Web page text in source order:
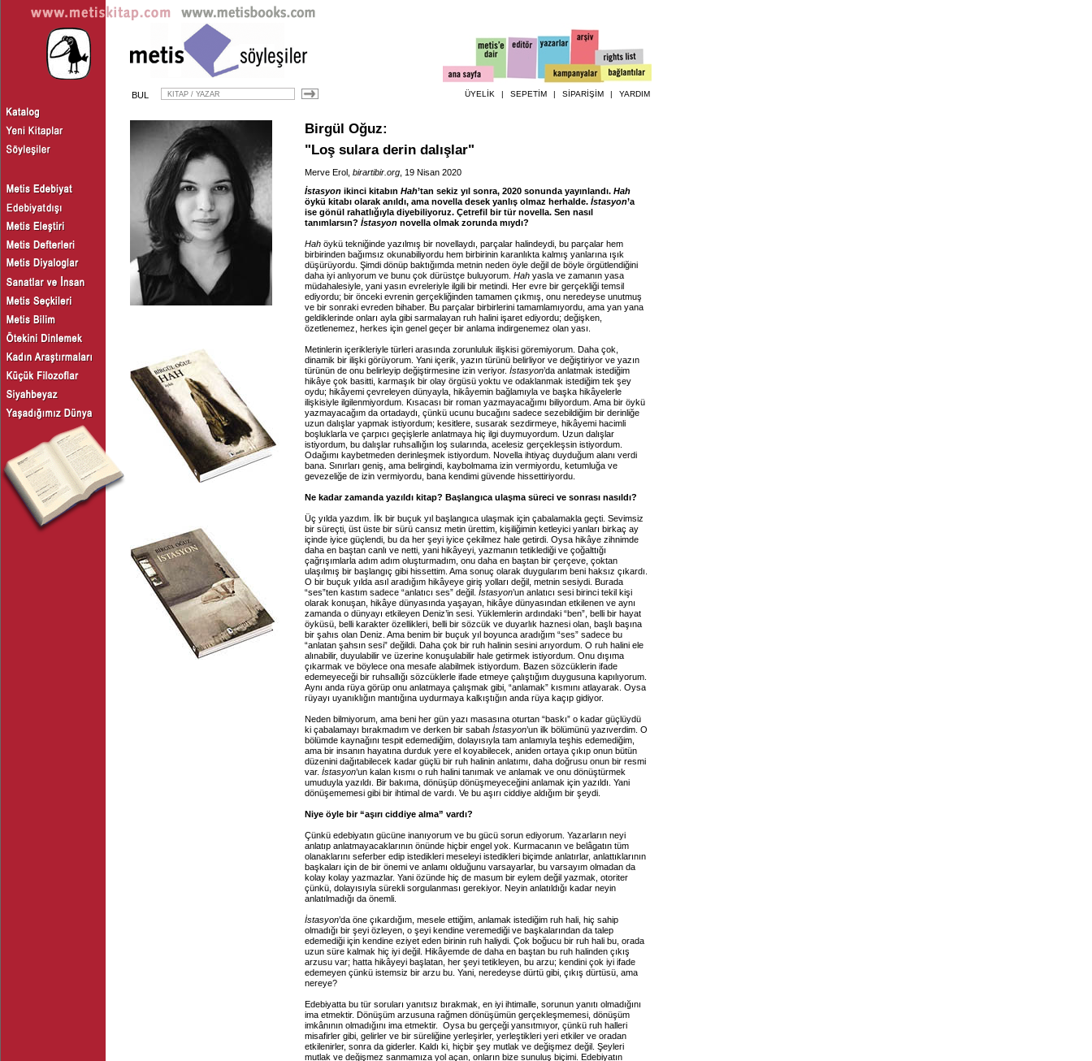
BUL ÜYELİK | SEPETİM | SİPARİŞİM | YARDIM
Birgül Oğuz:
"Loş sulara derin dalışlar"
Merve Erol, birartibir.org , 19 Nisan 2020
İstasyon ikinci kitabın Hah’tan sekiz yıl sonra, 2020 sonunda yayınlandı. Hah
öykü kitabı olarak anıldı, ama novella desek yanlış olmaz herhalde. İstasyon’a
ise gönül rahatlığıyla diyebiliyoruz. Çetrefil bir tür novella. Sen nasıl
tanımlarsın? İstasyon novella olmak zorunda mıydı?
Hah öykü tekniğinde yazılmış bir novellaydı, parçalar halindeydi, bu parçalar hem
birbirinden bağımsız okunabiliyordu hem birbirinin karanlıkta kalmış yanlarına ışık
düşürüyordu. Şimdi dönüp baktığımda metnin neden öyle değil de böyle örgütlendiğini
daha iyi anlıyorum ve bunu çok dürüstçe buluyorum. Hah yasla ve zamanın yasa
müdahalesiyle, yani yasın evreleriyle ilgili bir metindi. Her evre bir gerçekliği temsil
ediyordu; bir önceki evrenin gerçekliğinden tamamen çıkmış, onu neredeyse unutmuş
ve bir sonraki evreden bihaber. Bu parçalar birbirlerini tamamlamıyordu, ama yan yana
geldiklerinde onları ayla gibi sarmalayan ruh halini işaret ediyordu; değişken,
özetlenemez, herkes için genel geçer bir anlama indirgenemez olan yası.
Metinlerin içerikleriyle türleri arasında zorunluluk ilişkisi göremiyorum. Daha çok,
dinamik bir ilişki görüyorum. Yani içerik, yazın türünü belirliyor ve değiştiriyor ve yazın
türünün de onu belirleyip değiştirmesine izin veriyor. İstasyon’da anlatmak istediğim
hikâye çok basitti, karmaşık bir olay örgüsü yoktu ve odaklanmak istediğim tek şey
oydu; hikâyemi çevreleyen dünyayla, hikâyemin bağlamıyla ve başka hikâyelerle
ilişkisiyle ilgilenmiyordum. Kısacası bir roman yazmayacağımı biliyordum. Ama bir öykü
yazmayacağım da ortadaydı, çünkü ucunu bucağını sadece sezebildiğim bir derinliğe
uzun dalışlar yapmak istiyordum; kesitlere, susarak sezdirmeye, hikâyemi hacimli
boşluklarla ve çarpıcı geçişlerle anlatmaya hiç ilgi duymuyordum. Uzun dalışlar
istiyordum, bu dalışlar ruhsallığın loş sularında, acelesiz gerçekleşsin istiyordum.
Odağımı kaybetmeden derinleşmek istiyordum. Novella ihtiyaç duyduğum alanı verdi
bana. Sınırları geniş, ama belirgindi, kaybolmama izin vermiyordu, ketumluğa ve
gevezeliğe de izin vermiyordu, bana kendimi güvende hissettiriyordu.
Ne kadar zamanda yazıldı kitap? Başlangıca ulaşma süreci ve sonrası nasıldı?
Üç yılda yazdım. İlk bir buçuk yıl başlangıca ulaşmak için çabalamakla geçti. Sevimsiz
bir süreçti, üst üste bir sürü cansız metin ürettim, kişiliğimin ketleyici yanları birkaç ay
içinde iyice güçlendi, bu da her şeyi iyice çekilmez hale getirdi. Oysa hikâye zihnimde
daha en baştan canlı ve netti, yani hikâyeyi, yazmanın tetiklediği ve çoğalttığı
çağrışımlarla adım adım oluşturmadım, onu daha en baştan bir çerçeve, çoktan
ulaşılmış bir başlangıç gibi hissettim. Ama sonuç olarak duygularım beni haksız çıkardı.
O bir buçuk yılda asıl aradığım hikâyeye giriş yolları değil, metnin sesiydi. Burada
“ses”ten kastım sadece “anlatıcı ses” değil. İstasyon’un anlatıcı sesi birinci tekil kişi
olarak konuşan, hikâye dünyasında yaşayan, hikâye dünyasından etkilenen ve aynı
zamanda o dünyayı etkileyen Deniz’in sesi. Yüklemlerin ardındaki “ben”, belli bir hayat
öyküsü, belli karakter özellikleri, belli bir sözcük ve duyarlık haznesi olan, başlı başına
bir şahıs olan Deniz. Ama benim bir buçuk yıl boyunca aradığım “ses” sadece bu
“anlatan şahsın sesi” değildi. Daha çok bir ruh halinin sesini arıyordum. O ruh halini ele
alınabilir, duyulabilir ve üzerine konuşulabilir hale getirmek istiyordum. Onu dışıma
çıkarmak ve böylece ona mesafe alabilmek istiyordum. Bazen sözcüklerin ifade
edemeyeceği bir ruhsallığı sözcüklerle ifade etmeye çalıştığım duygusuna kapılıyorum.
Aynı anda rüya görüp onu anlatmaya çalışmak gibi, “anlamak” kısmını atlayarak. Oysa
rüyayı uyanıklığın mantığına uydurmaya kalkıştığın anda rüya kaçıp gidiyor.
Neden bilmiyorum, ama beni her gün yazı masasına oturtan “baskı” o kadar güçlüydü
ki çabalamayı bırakmadım ve derken bir sabah İstasyon’un ilk bölümünü yazıverdim. O
bölümde kaynağını tespit edemediğim, dolayısıyla tam anlamıyla teşhis edemediğim,
ama bir insanın hayatına durduk yere el koyabilecek, aniden ortaya çıkıp onun bütün
düzenini dağıtabilecek kadar güçlü bir ruh halinin anlatımı, daha doğrusu onun bir resmi
var. İstasyon’un kalan kısmı o ruh halini tanımak ve anlamak ve onu dönüştürmek
umuduyla yazıldı. Bir bakıma, dönüşüp dönüşmeyeceğini anlamak için yazıldı. Yani
dönüşememesi gibi bir ihtimal de vardı. Ve bu aşırı ciddiye aldığım bir şeydi.
Niye öyle bir “aşırı ciddiye alma” vardı?
Çünkü edebiyatın gücüne inanıyorum ve bu gücü sorun ediyorum. Yazarların neyi
anlatıp anlatmayacaklarının önünde hiçbir engel yok. Kurmacanın ve belâgatın tüm
olanaklarını seferber edip istedikleri meseleyi istedikleri biçimde anlatırlar, anlattıklarının
başkaları için de bir önemi ve anlamı olduğunu varsayarlar, bu varsayım olmadan da
kolay kolay yazmazlar. Yani özünde hiç de masum bir eylem değil yazmak, otoriter
çünkü, dolayısıyla sürekli sorgulanması gerekiyor. Neyin anlatıldığı kadar neyin
anlatılmadığı da önemli.
İstasyon’da öne çıkardığım, mesele ettiğim, anlamak istediğim ruh hali, hiç sahip
olmadığı bir şeyi özleyen, o şeyi kendine veremediği ve başkalarından da talep
edemediği için kendine eziyet eden birinin ruh haliydi. Çok boğucu bir ruh hali bu, orada
uzun süre kalmak hiç iyi değil. Hikâyemde de daha en baştan bu ruh halinden çıkış
arzusu var; hatta hikâyeyi başlatan, her şeyi tetikleyen, bu arzu; kendini çok iyi ifade
edemeyen çünkü istemsiz bir arzu bu. Yani, neredeyse dürtü gibi, çıkış dürtüsü, ama
nereye?
Edebiyatta bu tür soruları yanıtsız bırakmak, en iyi ihtimalle, sorunun yanıtı olmadığını
ima etmektir. Dönüşüm arzusuna rağmen dönüşümün gerçekleşmemesi, dönüşüm
imkânının olmadığını ima etmektir. Oysa bu gerçeği yansıtmıyor, çünkü ruh halleri
misafirler gibi, gelirler ve bir süreliğine yerleşirler, yerleştikleri yeri etkiler ve oradan
etkilenirler, sonra da giderler. Kaldı ki, hiçbir şey mutlak ve değişmez değil. Şeyleri
mutlak ve değişmez sanmamıza yol açan, onların bize sunuluş biçimi. Edebiyatın